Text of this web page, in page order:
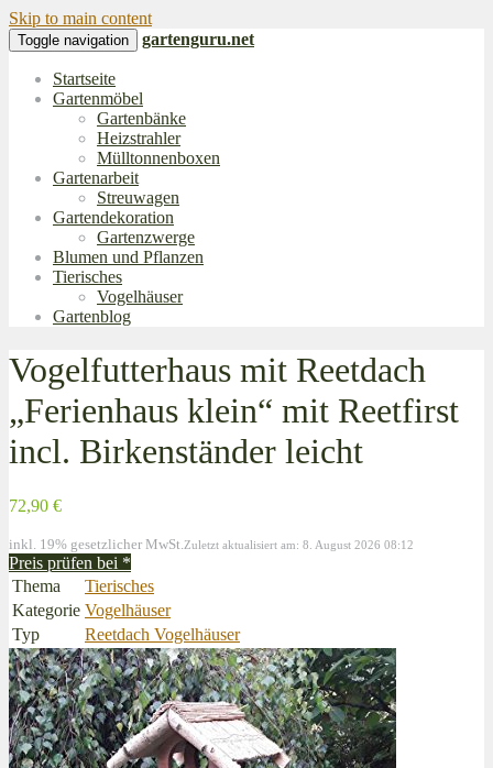
Skip to main content
Toggle navigation gartenguru.net
Startseite
Gartenmöbel
Gartenbänke
Heizstrahler
Mülltonnenboxen
Gartenarbeit
Streuwagen
Gartendekoration
Gartenzwerge
Blumen und Pflanzen
Tierisches
Vogelhäuser
Gartenblog
Vogelfutterhaus mit Reetdach
„Ferienhaus klein“ mit Reetfirst
incl. Birkenständer leicht
72,90 €
inkl. 19% gesetzlicher MwSt. Zuletzt aktualisiert am: 8. August 2026 08:12
Preis prüfen bei *
Thema
Tierisches
Kategorie Vogelhäuser
Typ
Reetdach Vogelhäuser